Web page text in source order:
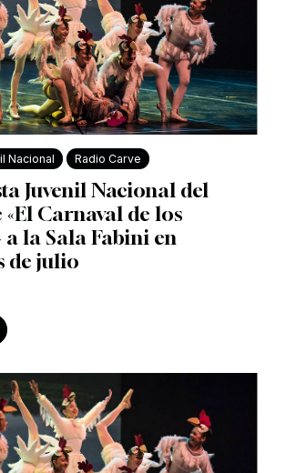
Nacional Radio Carve
Juvenil Nacional del
Carnaval de los
a la Sala Fabini en
de julio